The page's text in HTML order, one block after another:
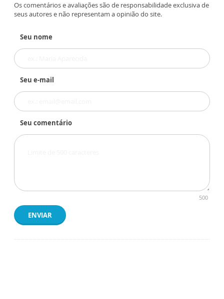
Os comentários e avaliações são de responsabilidade exclusiva de
seus autores e não representam a opinião do site.
Seu nome
Seu e-mail
Seu comentário
500
ENVIAR